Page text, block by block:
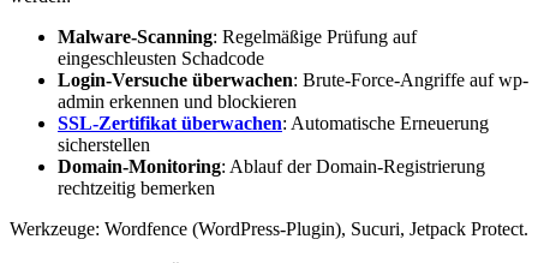
Malware-Scanning: Regelmäßige Prüfung auf
eingeschleusten Schadcode
Login-Versuche überwachen: Brute-Force-Angriffe auf wp-
admin erkennen und blockieren
SSL-Zertifikat überwachen: Automatische Erneuerung
sicherstellen
Domain-Monitoring: Ablauf der Domain-Registrierung
rechtzeitig bemerken
Werkzeuge: Wordfence (WordPress-Plugin), Sucuri, Jetpack Protect.